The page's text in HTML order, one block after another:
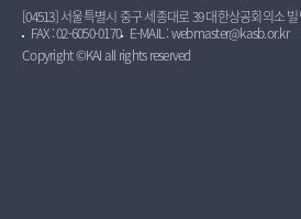
[04513] 서울특별시 중구 세종대로 39 대한상공회의소 빌
FAX : 02-6050-0170
E-MAIL : webmaster@kasb.or.kr
Copyright ©KAI all rights reserved